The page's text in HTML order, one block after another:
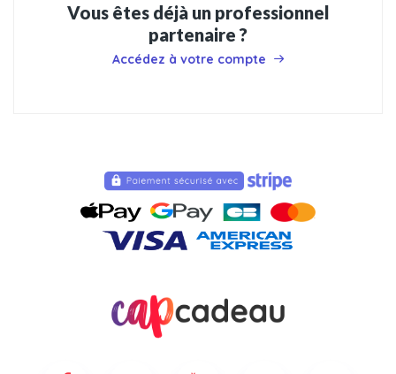
Vous êtes déjà un professionnel
partenaire ?
Accédez à votre compte